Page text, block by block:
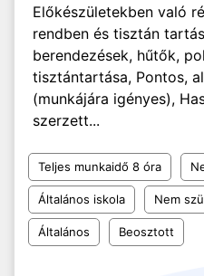
Előkészületekben való
rendben és tisztán
berendezések, hűtők,
tisztántartása, Pontos,
(munkájára igényes),
szerzett...
Teljes munkaidő 8 óra
Általános iskola Nem
Általános Beosztott